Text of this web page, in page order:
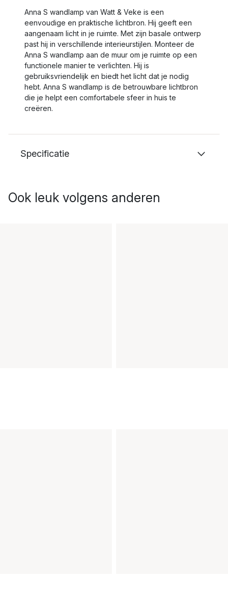
Anna S wandlamp van Watt & Veke is een
eenvoudige en praktische lichtbron. Hij geeft een
aangenaam licht in je ruimte. Met zijn basale ontwerp
past hij in verschillende interieurstijlen. Monteer de
Anna S wandlamp aan de muur om je ruimte op een
functionele manier te verlichten. Hij is
gebruiksvriendelijk en biedt het licht dat je nodig
hebt. Anna S wandlamp is de betrouwbare lichtbron
die je helpt een comfortabele sfeer in huis te
creëren.
Specificatie
Ook leuk volgens anderen